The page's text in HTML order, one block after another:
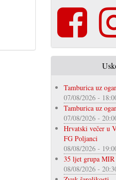
Tamburica uz
07/08/2026 -
Tamburica uz
07/08/2026 -
Hrvatski večer u
FG Poljanci
08/08/2026 -
35 ljet grupa MIR
08/08/2026 -